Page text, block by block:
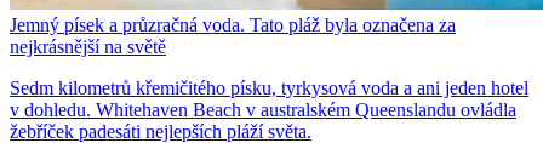
Jemný písek a průzračná voda. Tato pláž byla označena za
nejkrásnější na světě
Sedm kilometrů křemičitého písku, tyrkysová voda a ani jeden hotel
v dohledu. Whitehaven Beach v australském Queenslandu ovládla
žebříček padesáti nejlepších pláží světa.